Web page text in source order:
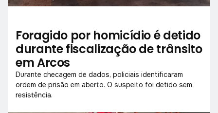
Foragido por homicídio é detido
durante fiscalização de trânsito
em Arcos
Durante checagem de dados, policiais identificaram
ordem de prisão em aberto. O suspeito foi detido sem
resistência.